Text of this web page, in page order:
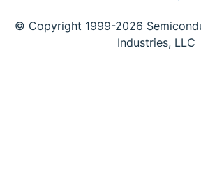
© Copyright 1999-2026
Industries, LLC